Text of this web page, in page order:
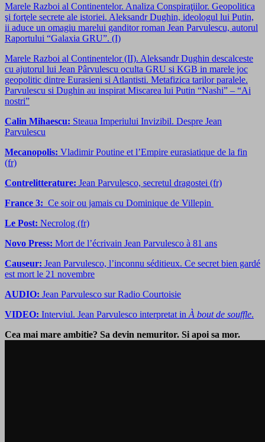
Marele Razboi al Continentelor. Analiza Conspiraţiilor. Geopolitica
şi forţele secrete ale istoriei. Aleksandr Dughin, ideologul lui Putin,
ii aduce un omagiu marelui ganditor roman Jean Parvulescu, autorul
Raportului “Galaxia GRU”. (I)
Marele Razboi al Continentelor (II). Aleksandr Dughin descalceste
cu ajutorul lui Jean Pârvulescu oculta GRU si KGB in marele joc
geopolitic dintre Eurasieni si Atlantisti. Metafizica tarilor paralele.
Parvulescu si Dughin au inspirat Miscarea lui Putin “Nashi” – “Ai
nostri”
Calin Mihaescu: Steaua Imperiului Invizibil. Despre Jean
Parvulescu
Mecanopolis: Vladimir Poutine et l’Empire eurasiatique de la fin
(fr)
Contrelitterature: Jean Parvulesco, secretul dragostei (fr)
France 3: Ce soir ou jamais cu Dominique de Villepin
Le Post: Necrolog (fr)
Novo Press: Mort de l’écrivain Jean Parvulesco à 81 ans
Causeur: Jean Parvulesco, l’inconnu séditieux. Ce secret bien gardé
est mort le 21 novembre
AUDIO: Jean Parvulesco sur Radio Courtoisie
VIDEO: Interviul. Jean Parvulesco interpretat in À bout de souffle.
Cea mai mare ambitie? Sa devin nemuritor. Si apoi sa mor.